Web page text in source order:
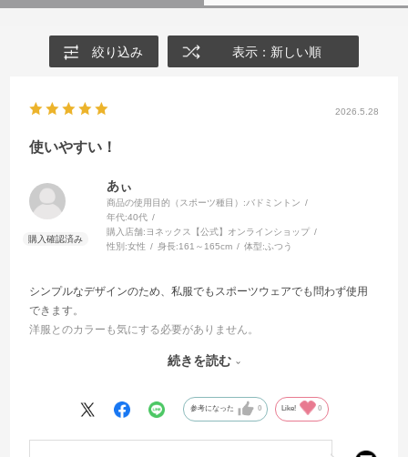
絞り込み 表示：新しい順
2026.5.28
使いやすい！
あぃ
商品の使用目的（スポーツ種目）:バドミントン
年代:40代
購入店舗: ヨネックス【公式】オンラインショップ
性別:女性 身長:161～165cm 体型: ふつう
シンプルなデザインのため、私服でもスポーツウェアでも問わず使用
できます。
洋服とのカラーも気にする必要がありません。
イプにもできるので、重さも軽減でき、総合してとっても使いやすい
続きを読む
参考になった 0 Like! 0